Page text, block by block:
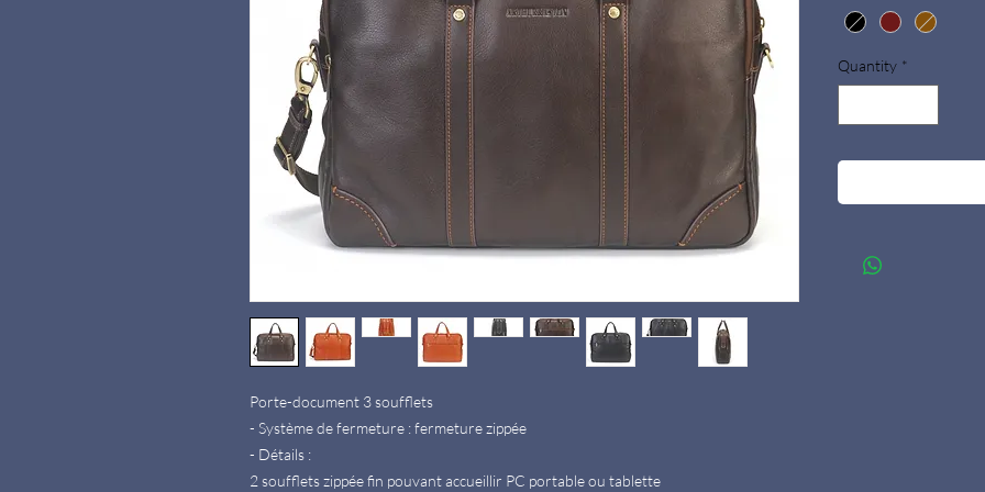
Porte-document 3 soufflets
- Système de fermeture : fermeture zippée
- Détails :
2 soufflets zippée fin pouvant accueillir PC portable ou tablette
Quantity *